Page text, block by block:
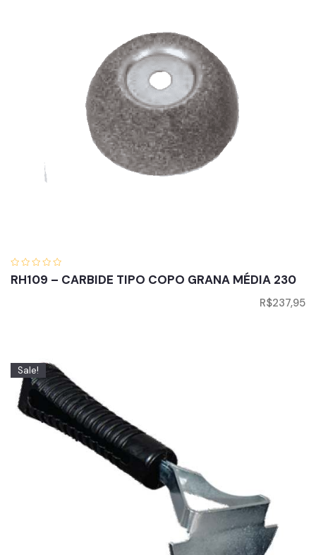
RH109 – CARBIDE TIPO COPO GRANA MÉDIA 230
R$237,95
Sale!